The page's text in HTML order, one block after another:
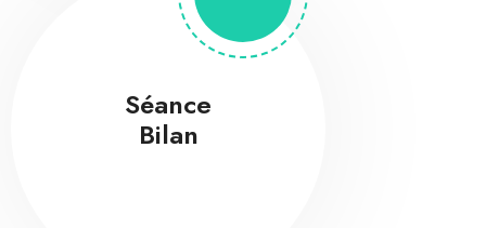
Séance
Bilan